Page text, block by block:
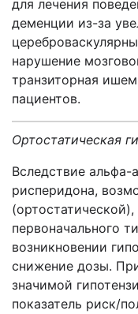
для лечения
деменции из-за
нарушение
транзиторная
пациентов.
Ортостатическая
Вследствие
рисперидона,
первоначального
возникновении
снижение дозы.
значимой
показатель риск/